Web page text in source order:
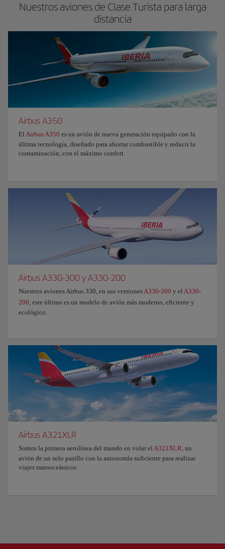
Nuestros aviones de Clase Turista para larga
distancia
Airbus A350
El Airbus A350 es un avión de nueva generación equipado con la
última tecnología, diseñado para ahorrar combustible y reducir la
contaminación, con el máximo confort.
Airbus A330-300 y A330-200
Nuestros aviones Airbus 330, en sus versiones A330-300 y el A330-
200 , este último es un modelo de avión más moderno, eficiente y
ecológico.
Airbus A321XLR
Somos la primera aerolínea del mundo en volar el A321XLR , un
avión de un solo pasillo con la autonomía suficiente para realizar
viajes transoceánicos.